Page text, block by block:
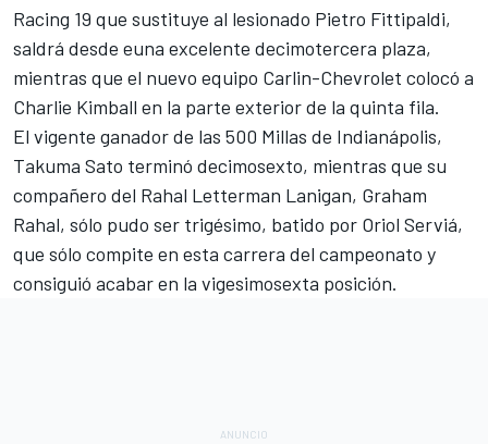
Racing 19 que sustituye al lesionado Pietro Fittipaldi,
saldrá desde euna excelente decimotercera plaza,
mientras que el nuevo equipo Carlin-Chevrolet colocó a
Charlie Kimball en la parte exterior de la quinta fila.
El vigente ganador de las 500 Millas de Indianápolis,
Takuma Sato terminó decimosexto, mientras que su
compañero del Rahal Letterman Lanigan, Graham
Rahal, sólo pudo ser trigésimo, batido por Oriol Serviá,
que sólo compite en esta carrera del campeonato y
consiguió acabar en la vigesimosexta posición.